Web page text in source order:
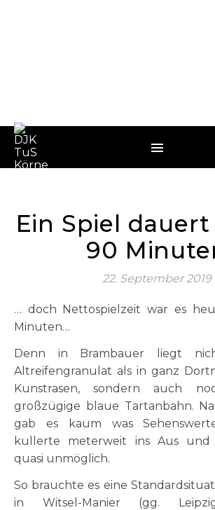
Ein Spiel
90
22. September 2019
… doch Nettospielzeit war es
Minuten…
Denn in Brambauer liegt
Altreifengranulat als in ganz
Kunstrasen, sondern auch
großzügige blaue Tartanbahn.
gab es kaum was
kullerte meterweit ins Aus und
quasi unmöglich.
So brauchte es eine
in Witsel-Manier (gg.